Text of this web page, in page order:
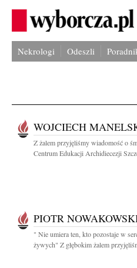
Nekrologi Odeszli
WOJCIECH
Z żalem przyjęliśmy wiadomość o
Centrum Edukacji Archidiecezji
PIOTR
" Nie umiera ten, kto pozostaje w
żywych" Z głębokim żalem